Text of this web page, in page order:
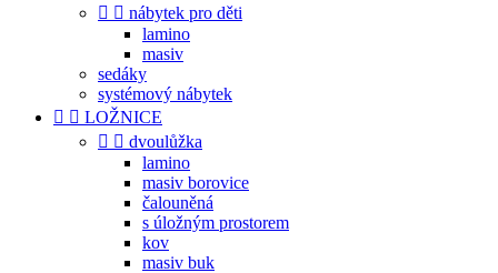
  nábytek pro děti
lamino
masiv
sedáky
systémový nábytek
  LOŽNICE
  dvoulůžka
lamino
masiv borovice
čalouněná
s úložným prostorem
kov
masiv buk